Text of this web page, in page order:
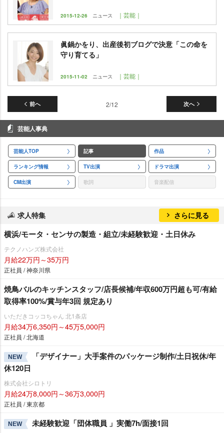
2015-12-26 ニュース ｜芸能｜
眞鍋かをり、出産後初ブログで決意「この命を
守り育てる」
2015-11-02 ニュース ｜芸能｜
前へ 次へ
2/12
芸能人事典
芸能人TOP 記事 作品
ランキング情報 TV出演 ドラマ出演
CM出演 歌詞 音楽配信
求人特集 さらに見る
横浜/モータ・センサの製造・組立/未経験歓迎・土日休み
テクノハンズ株式会社
月給22万円～35万円
正社員 / 神奈川県
焼鳥バルのキッチンスタッフ/店長候補/年収600万円超も可/有給
取得率100%/賞与年3回 規定あり
いただきコッコちゃん 北1条店
月給34万6,350円～45万5,000円
正社員 / 北海道
NEW
「デザイナー」大手案件のパッケージ制作/土日祝休/年
休120日
株式会社シロトリ
月給24万8,000円～36万3,000円
正社員 / 東京都
NEW 未経験歓迎「団体職員 」実働7h/面接1回